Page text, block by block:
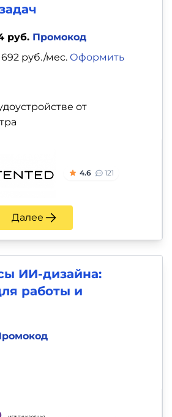
руб. Промокод
руб./мес. Оформить
от
4.6 121
Далее
ИИ-дизайна:
работы и